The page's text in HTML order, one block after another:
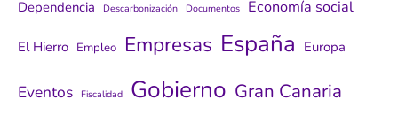
Dependencia Descarbonización Documentos Economía social
El Hierro Empleo Empresas España Europa
Eventos Fiscalidad Gobierno Gran Canaria